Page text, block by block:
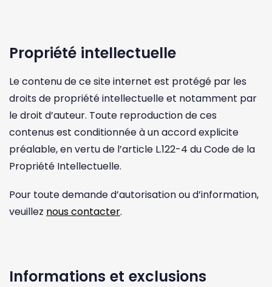
Propriété intellectuelle
Le contenu de ce site internet est protégé par les
droits de propriété intellectuelle et notamment par
le droit d’auteur. Toute reproduction de ces
contenus est conditionnée à un accord explicite
préalable, en vertu de l’article L.122-4 du Code de la
Propriété Intellectuelle.
Pour toute demande d’autorisation ou d’information,
veuillez nous contacter.
Informations et exclusions